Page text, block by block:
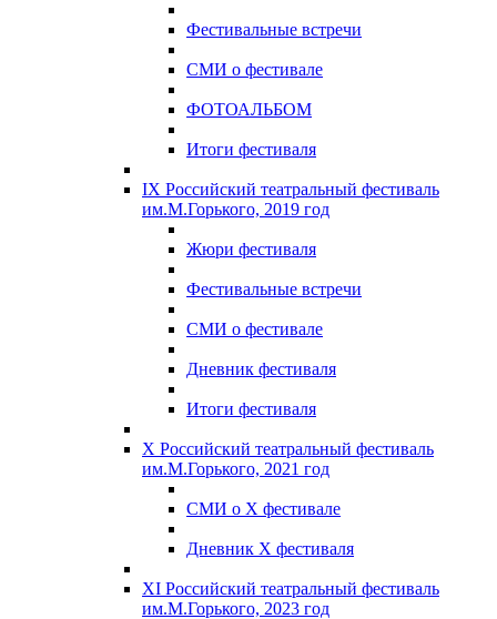
Фестивальные встречи
СМИ о фестивале
ФОТОАЛЬБОМ
Итоги фестиваля
IX Российский театральный фестиваль
им.М.Горького, 2019 год
Жюри фестиваля
Фестивальные встречи
СМИ о фестивале
Дневник фестиваля
Итоги фестиваля
X Российский театральный фестиваль
им.М.Горького, 2021 год
СМИ о X фестивале
Дневник X фестиваля
XI Российский театральный фестиваль
им.М.Горького, 2023 год